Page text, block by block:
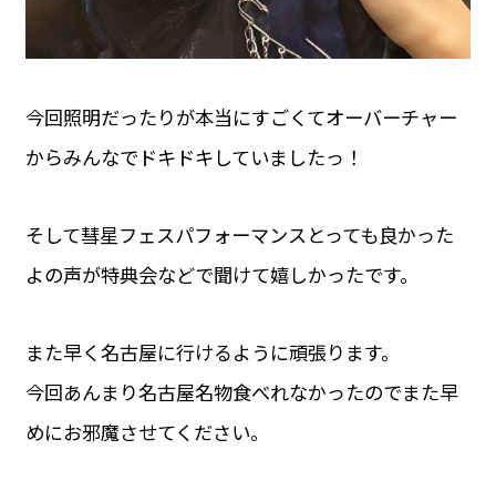
今回照明だったりが本当にすごくてオーバーチャー
からみんなでドキドキしていましたっ！
そして彗星フェスパフォーマンスとっても良かった
よの声が特典会などで聞けて嬉しかったです。
また早く名古屋に行けるように頑張ります。
今回あんまり名古屋名物食べれなかったのでまた早
めにお邪魔させてください。